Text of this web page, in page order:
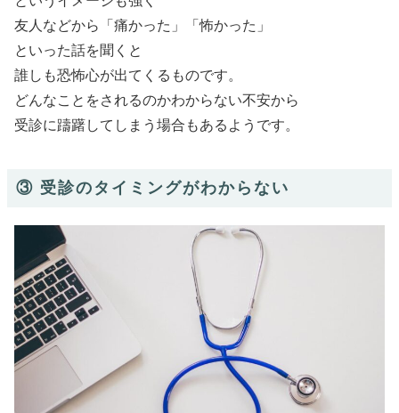
友人などから「痛かった」「怖かった」
といった話を聞くと
誰しも恐怖心が出てくるものです。
どんなことをされるのかわからない不安から
受診に躊躇してしまう場合もあるようです。
③ 受診のタイミングがわからない